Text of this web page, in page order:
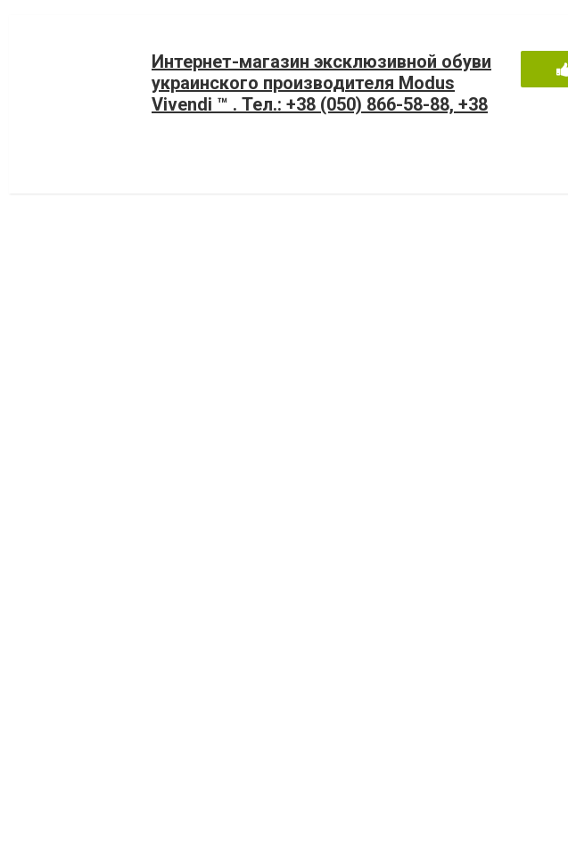
Интернет-магазин эксклюзивной обуви
украинского производителя Modus
Vivendi ™ . Тел.: +38 (050) 866-58-88, +38